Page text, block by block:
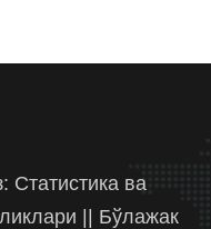
Статистика ва
|| Бўлажак